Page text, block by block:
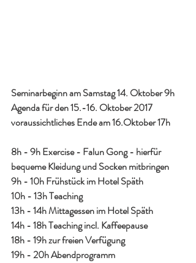
Seminarbeginn am Samstag 14. Oktober 9h
Agenda für den 15.-16. Oktober 2017
voraussichtliches Ende am 16.Oktober 17h
8h - 9h Exercise - Falun Gong - hierfür
bequeme Kleidung und Socken mitbringen
9h - 10h Frühstück im Hotel Späth
10h - 13h Teaching
13h - 14h Mittagessen im Hotel Späth
14h - 18h Teaching incl. Kaffeepause
18h - 19h zur freien Verfügung
19h - 20h Abendprogramm